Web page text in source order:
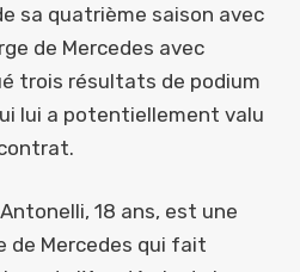
sa quatrième saison avec
de Mercedes avec
trois résultats de podium
lui a potentiellement valu
18 ans, est une
de Mercedes qui fait